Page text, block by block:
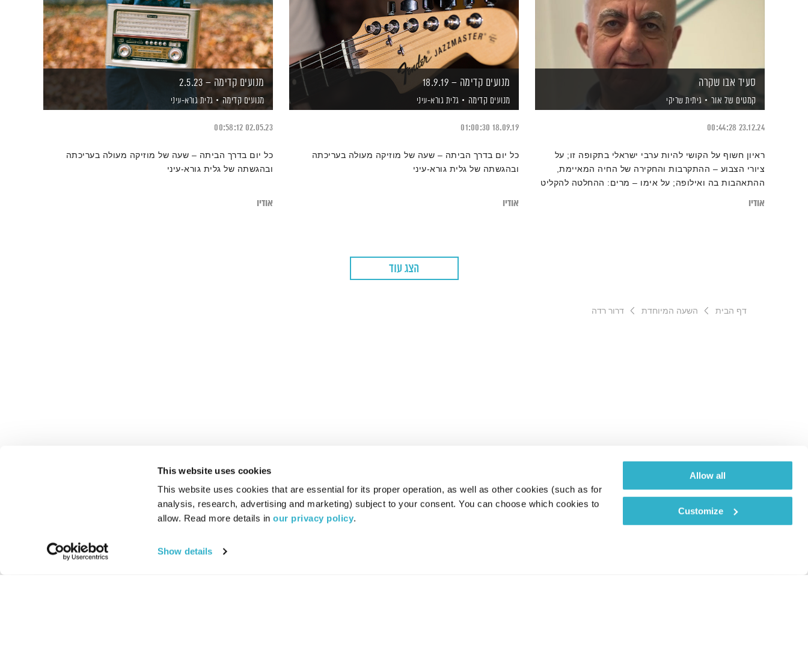
This website uses cookies
This website uses cookies that are essential for its proper operation, as well as other cookies (such as for
analysis, research, advertising and marketing) subject to your consent. You can choose which cookies to
allow. Read more details in our privacy policy.
Show details
Allow all
Customize
סעיד אבו שקרה
קמטים של אור גיתית שריקי
23.12.24
00:44:28
ראיון חשוף על הקושי להיות ערבי ישראלי בתקופה זו; על
ציורי הצבוע – ההתקרבות והחקירה של החיה המאיימת,
ההתאהבות בה ואילופה; על אימו – מרים: ההחלטה להקליט
אודיו
מנועים קדימה – 18.9.19
מנועים קדימה גלית גורא-עיני
18.09.19
01:00:30
כל יום בדרך הביתה – שעה של מוזיקה מעולה בעריכתה
ובהגשתה של גלית גורא-עיני
אודיו
מנועים קדימה – 2.5.23
מנועים קדימה גלית גורא-עיני
02.05.23
00:58:12
כל יום בדרך הביתה – שעה של מוזיקה מעולה בעריכתה
ובהגשתה של גלית גורא-עיני
אודיו
הצג עוד
דף הבית השעה המיוחדת דרור רדה